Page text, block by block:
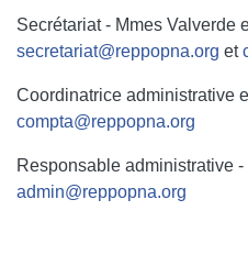
Secrétariat - Mmes Valverde
secretariat@reppopna.org et
Coordinatrice administrative
compta@reppopna.org
Responsable administrative
admin@reppopna.org